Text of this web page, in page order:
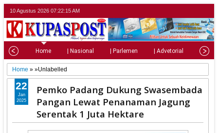
10 Agustus 2026 07:22:17 AM
Home | Nasional | Parlemen | Advetorial |
Home » »Unlabelled
Pemko Padang Dukung Swasembada
Pangan Lewat Penanaman Jagung
Serentak 1 Juta Hektare
22
Jan
2025